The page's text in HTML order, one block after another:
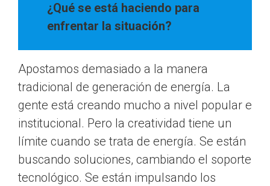
¿Qué se está haciendo para
enfrentar la situación?
Apostamos demasiado a la manera
tradicional de generación de energía. La
gente está creando mucho a nivel popular e
institucional. Pero la creatividad tiene un
límite cuando se trata de energía. Se están
buscando soluciones, cambiando el soporte
tecnológico. Se están impulsando los